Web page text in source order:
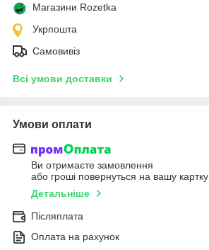
Магазини Rozetka
Укрпошта
Самовивіз
Всі умови доставки
Умови оплати
Ви отримаєте замовлення
або гроші повернуться на вашу картку
Детальніше
Післяплата
Оплата на рахунок